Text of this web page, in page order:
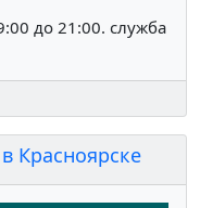
до 21:00. служба
Красноярске